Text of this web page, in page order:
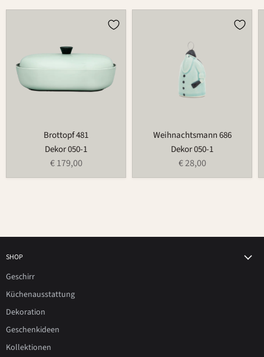
Brottopf 481
Dekor 050-1
€ 179,00
Weihnachtsmann 686
Dekor 050-1
€ 28,00
SHOP
Geschirr
Küchenausstattung
Dekoration
Geschenkideen
Kollektionen